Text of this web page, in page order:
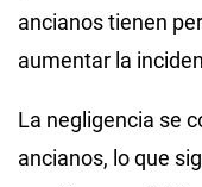
ancianos tienen
aumentar la
La negligencia se
ancianos, lo que